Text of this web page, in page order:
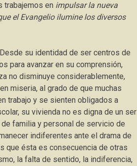
trabajemos en impulsar la nueva
el Evangelio ilumine los diversos
su identidad de ser centros de
para avanzar en su comprensión,
no disminuye considerablemente,
miseria, al grado de que muchas
trabajo y se sienten obligados a
su vivienda no es digna de un ser
familia y personal de servicio de
indiferentes ante el drama de
que ésta es consecuencia de otras
la falta de sentido, la indiferencia,